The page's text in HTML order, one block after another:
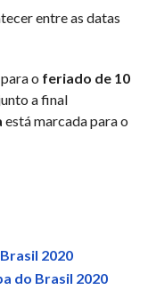
entre as datas
o feriado de 10
a final
está marcada para o
2020
do Brasil 2020